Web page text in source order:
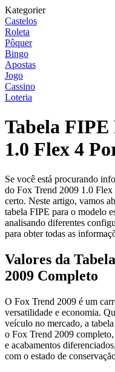
Kategorier
Castelos
Roleta
Pôquer
Bingo
Apostas
Jogo
Cassino
Loteria
Tabela FIPE
1.0 Flex 4
Se você está procurando
do Fox Trend 2009 1.0
certo. Neste artigo, vamos
tabela FIPE para o modelo
analisando diferentes
para obter todas as
Valores da
2009 Completo
O Fox Trend 2009 é um
versatilidade e economia.
veículo no mercado, a
o Fox Trend 2009
e acabamentos
com o estado de